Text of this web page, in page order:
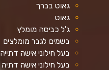
גאוט בברך
גאוט
ג'ל כביסה מומלץ
בשמים לגבר מומלצים
בעל חילוני אישה דתייה
בעל חילוני אישה דתיה